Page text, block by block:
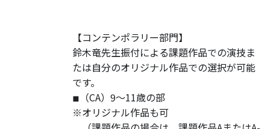
【コンテンポラリー部門】
鈴木竜先生振付による課題作品での演技ま
たは自分のオリジナル作品での選択が可能
です。
◾︎（CA）9〜11歳の部
※オリジナル作品も可